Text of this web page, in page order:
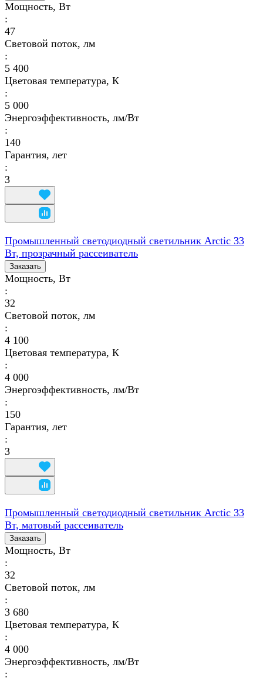
Мощность, Вт
:
47
Световой поток, лм
:
5 400
Цветовая температура, К
:
5 000
Энергоэффективность, лм/Вт
:
140
Гарантия, лет
:
3
Промышленный светодиодный светильник Arctic 33
Вт, прозрачный рассеиватель
Заказать
Мощность, Вт
:
32
Световой поток, лм
:
4 100
Цветовая температура, К
:
4 000
Энергоэффективность, лм/Вт
:
150
Гарантия, лет
:
3
Промышленный светодиодный светильник Arctic 33
Вт, матовый рассеиватель
Заказать
Мощность, Вт
:
32
Световой поток, лм
:
3 680
Цветовая температура, К
:
4 000
Энергоэффективность, лм/Вт
: